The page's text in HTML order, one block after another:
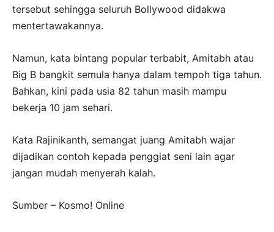
tersebut sehingga seluruh Bollywood didakwa
mentertawakannya.
Namun, kata bintang popular terbabit, Amitabh atau
Big B bangkit semula hanya dalam tempoh tiga tahun.
Bahkan, kini pada usia 82 tahun masih mampu
bekerja 10 jam sehari.
Kata Rajinikanth, semangat juang Amitabh wajar
dijadikan contoh kepada penggiat seni lain agar
jangan mudah menyerah kalah.
Sumber – Kosmo! Online